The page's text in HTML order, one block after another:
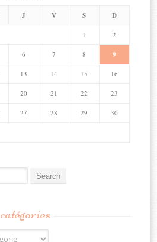
J V S D
1 2
6 7 8 9
13 14 15 16
20 21 22 23
27 28 29 30
catégories